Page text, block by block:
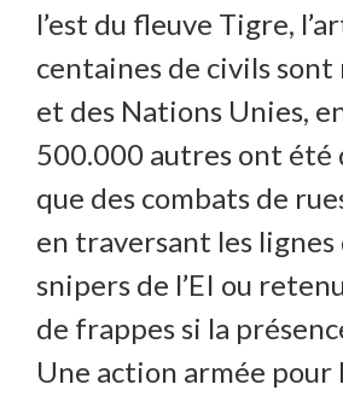
l’est du fleuve Tigre,
centaines de civils
et des Nations Unies,
500.000 autres ont été
que des combats de
en traversant les lignes
snipers de l’EI ou
de frappes si la
Une action armée